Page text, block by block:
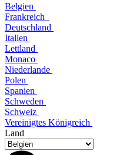
Belgien
Frankreich
Deutschland
Italien
Lettland
Monaco
Niederlande
Polen
Spanien
Schweden
Schweiz
Vereinigtes Königreich
Land